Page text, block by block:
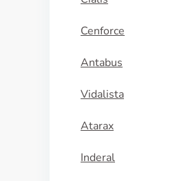
Cenforce
Antabus
Vidalista
Atarax
Inderal